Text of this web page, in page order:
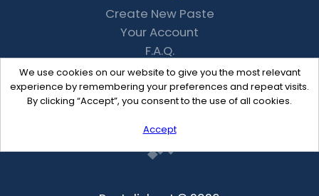
We use cookies on our website to give you the most relevant
experience by remembering your preferences and repeat visits.
By clicking “Accept”, you consent to the use of all cookies.
Accept
Create New Paste
Your Account
F.A.Q.
Recent
Contact